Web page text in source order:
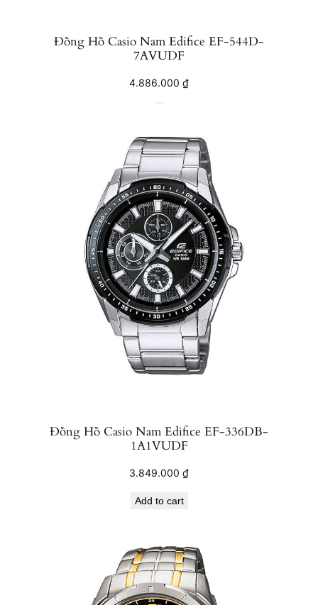
Đồng Hồ Casio Nam Edifice EF-544D-
7AVUDF
4.886.000 ₫
Đồng Hồ Casio Nam Edifice EF-336DB-
1A1VUDF
3.849.000 ₫
Add to cart